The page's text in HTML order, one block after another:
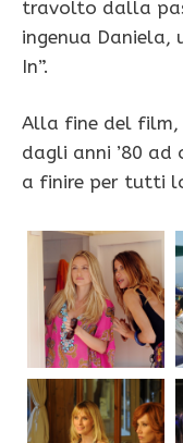
travolto dalla
ingenua Daniela,
In”.
Alla fine del film,
dagli anni ’80 ad
a finire per tutti